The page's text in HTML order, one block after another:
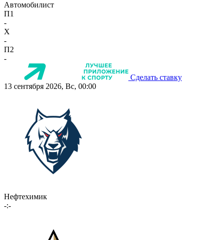
Автомобилист
П1
-
X
-
П2
-
Сделать ставку
13 сентября 2026, Вс, 00:00
Нефтехимик
-:-